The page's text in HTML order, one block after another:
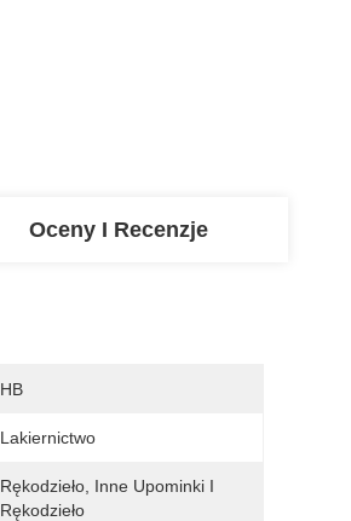
Oceny I Recenzje
HB
Lakiernictwo
Rękodzieło, Inne Upominki I
Rękodzieło